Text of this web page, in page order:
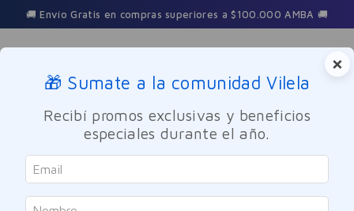
🚚 Envío Gratis en compras superiores a $100.000 AMBA 🚚
Buscar
Maquillaje Labios
×
🎁 Sumate a la comunidad Vilela
Recibí promos exclusivas y beneficios
especiales durante el año.